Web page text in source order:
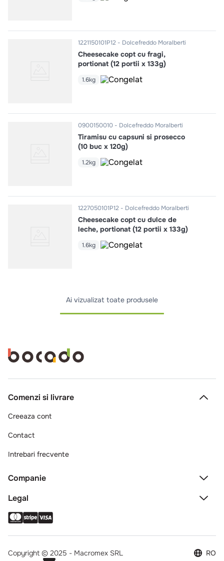
1221150101P12 Dolcefreddo Moralberti
Cheesecake copt cu fragi,
portionat (12 portii x 133g)
1.6kg
0900150010 Dolcefreddo Moralberti
Tiramisu cu capsuni si prosecco
(10 buc x 120g)
1.2kg
1227050101P12 Dolcefreddo Moralberti
Cheesecake copt cu dulce de
leche, portionat (12 portii x 133g)
1.6kg
Ai vizualizat toate produsele
Comenzi si livrare
Creeaza cont
Contact
Intrebari frecvente
Companie
Legal
Copyright © 2025 - Macromex SRL RO